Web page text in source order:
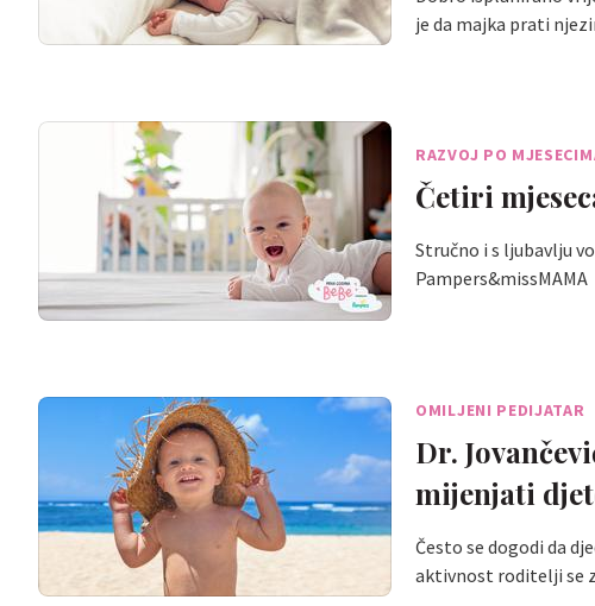
je da majka prati
RAZVOJ PO
Četiri
Stručno i s ljubavlju
Pampers&missMAMA
OMILJENI PEDIJATAR
Dr.
mijenjati
Često se dogodi da
aktivnost roditelji se